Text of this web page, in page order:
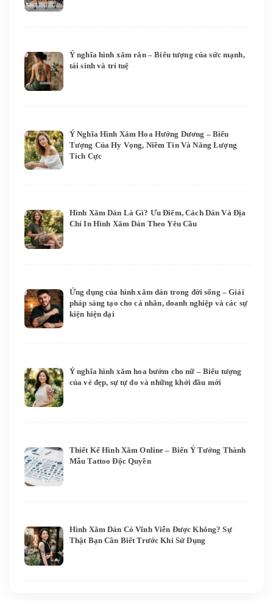
Ý nghĩa hình xăm rắn – Biểu tượng của sức mạnh,
tái sinh và trí tuệ
Ý Nghĩa Hình Xăm Hoa Hướng Dương – Biểu
Tượng Của Hy Vọng, Niềm Tin Và Năng Lượng
Tích Cực
Hình Xăm Dán Là Gì? Ưu Điểm, Cách Dán Và Địa
Chỉ In Hình Xăm Dán Theo Yêu Cầu
Ứng dụng của hình xăm dán trong đời sống – Giải
pháp sáng tạo cho cá nhân, doanh nghiệp và các sự
kiện hiện đại
Ý nghĩa hình xăm hoa bướm cho nữ – Biểu tượng
của vẻ đẹp, sự tự do và những khởi đầu mới
Thiết Kế Hình Xăm Online – Biến Ý Tưởng Thành
Mẫu Tattoo Độc Quyền
Hình Xăm Dán Có Vĩnh Viễn Được Không? Sự
Thật Bạn Cần Biết Trước Khi Sử Dụng